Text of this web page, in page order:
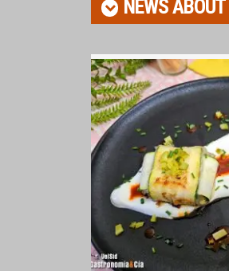
NEWS ABOUT